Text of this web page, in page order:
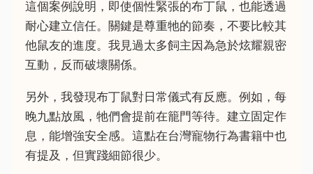
這個案例說明，即使個性緊張的布丁鼠，也能透過
耐心建立信任。關鍵是尊重牠的節奏，不要比較其
他鼠友的進度。我見過太多飼主因為急於炫耀親密
互動，反而破壞關係。
另外，我發現布丁鼠對日常儀式有反應。例如，每
晚九點放風，牠們會提前在籠門等待。建立固定作
息，能增強安全感。這點在台灣寵物行為書籍中也
有提及，但實踐細節很少。